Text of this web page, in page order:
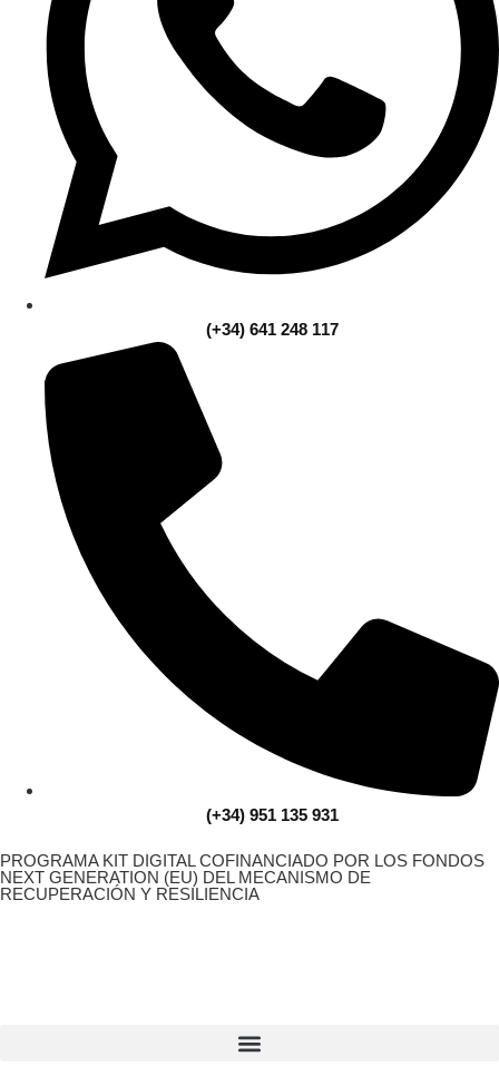
(+34) 641 248 117
(+34) 951 135 931
PROGRAMA KIT DIGITAL COFINANCIADO POR LOS FONDOS
NEXT GENERATION (EU) DEL MECANISMO DE
RECUPERACIÓN Y RESILIENCIA